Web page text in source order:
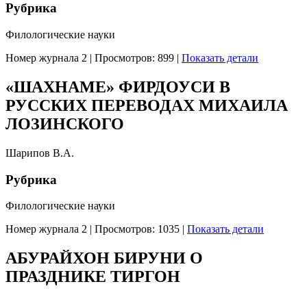
Рубрика
Филологические науки
Номер журнала 2 | Просмотров: 899 | Показать детали
«ШАХНАМЕ» ФИРДОУСИ В
РУССКИХ ПЕРЕВОДАХ МИХАИЛА
ЛОЗИНСКОГО
Шарипов В.А.
Рубрика
Филологические науки
Номер журнала 2 | Просмотров: 1035 | Показать детали
АБУРАЙХОН БИРУНИ О
ПРАЗДНИКЕ ТИРГОН